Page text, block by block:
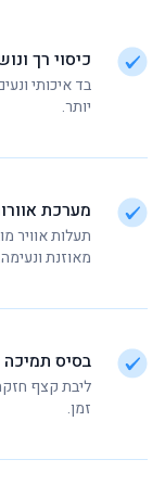
כיסוי רך
בד איכותי
יותר.
מערכת
תעלות אוויר
מאוזנת ונעימה.
בסיס
ליבת קצף
זמן.